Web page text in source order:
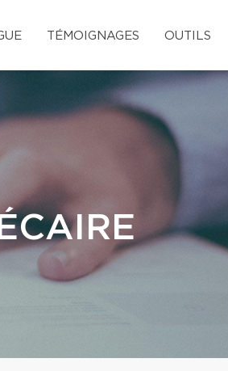
TÉMOIGNAGES OUTILS